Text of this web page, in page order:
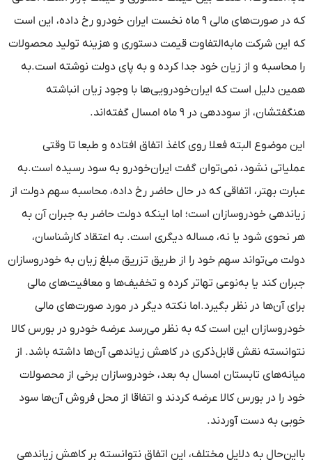
که در صورت‌های مالی ۹ ماه نخست ایران خودرو رخ داده، این است
که این شرکت ما‌به‌التفاوت قیمت دستوری و هزینه تولید محصولات
را محاسبه و از زیان خود جدا کرده و به پای دولت نوشته است.به
همین دلیل است که ایران‌خودرویی‌ها با وجود زیان انباشته
هنگفتشان، از سوددهی در ۹ ماه امسال گفته‌اند.
این موضوع البته فعلا روی کاغذ اتفاق افتاده و طبعا تا وقتی
عملیاتی نشود، نمی‌توان گفت ایران‌خودرو به سود رسیده است.به
عبارت بهتر، اتفاقی که در حال حاضر رخ داده، محاسبه سهم دولت از
زیاندهی خودروسازان است؛ اما اینکه دولت حاضر به جبران آن به
هر نحوی شود یا نه، مساله دیگری است. به اعتقاد کارشناسان،
دولت می‌تواند سهم خود را از طریق تزریق مبلغ زیان به خودروسازان
جبران کند یا به‌نوعی تهاتر کرده و تخفیف‌ها و معافیت‌های مالی
برای آن‌ها در نظر بگیرد.اما نکته دیگر در مورد صورت‌های مالی
خودروسازان این است که به نظر می‌رسد عرضه خودرو در بورس کالا
نتوانسته نقش قابل‌ذکری در کاهش زیاندهی آن‌ها داشته باشد. از
میانه‌های تابستان امسال به بعد، خودروسازان برخی از محصولات
خود را در بورس کالا عرضه کردند و اتفاقا از محل فروش آن‌ها سود
خوبی به دست آوردند.
با‌این‌حال به دلایل مختلف، این اتفاق نتوانسته بر کاهش زیاندهی